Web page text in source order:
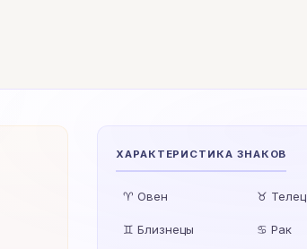
ХАРАКТЕРИСТИКА ЗНАКОВ
♈ Овен ♉ Телец
♊ Близнецы ♋ Рак